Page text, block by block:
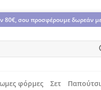
80€, σου προσφέρουμε δωρεάν
φόρμες Σετ